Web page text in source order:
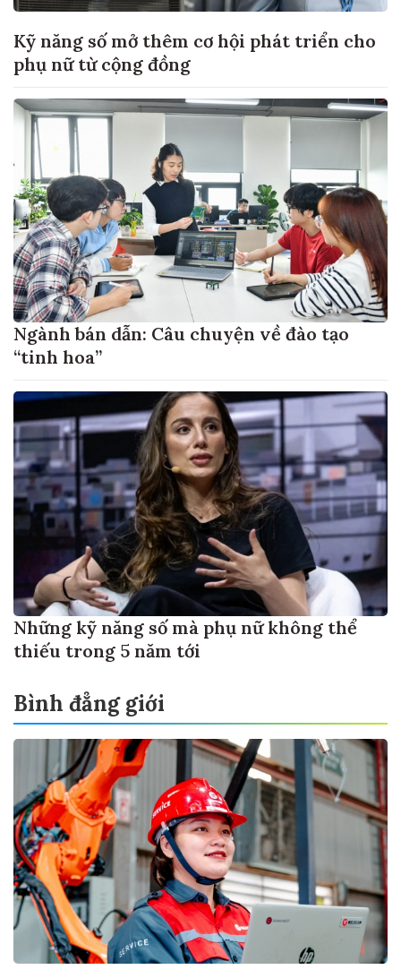
Kỹ năng số mở thêm cơ hội phát triển cho
phụ nữ từ cộng đồng
Ngành bán dẫn: Câu chuyện về đào tạo
“tinh hoa”
Những kỹ năng số mà phụ nữ không thể
thiếu trong 5 năm tới
Bình đẳng giới